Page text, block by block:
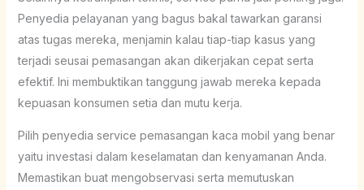
Penyedia pelayanan yang bagus bakal tawarkan garansi
atas tugas mereka, menjamin kalau tiap-tiap kasus yang
terjadi seusai pemasangan akan dikerjakan cepat serta
efektif. Ini membuktikan tanggung jawab mereka kepada
kepuasan konsumen setia dan mutu kerja.
Pilih penyedia service pemasangan kaca mobil yang benar
yaitu investasi dalam keselamatan dan kenyamanan Anda.
Memastikan buat mengobservasi serta memutuskan